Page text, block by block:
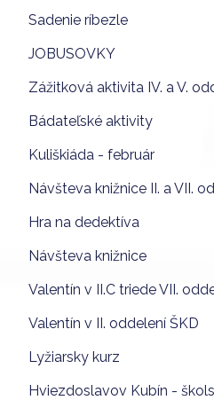
Sadenie ríbezle
JOBUSOVKY
Zážitková aktivita IV. a V.
Bádateľské aktivity
Kuliškiáda - február
Návšteva knižnice II. a VII.
Hra na dedektíva
Návšteva knižnice
Valentín v II.C triede VII.
Valentín v II. oddelení ŠKD
Lyžiarsky kurz
Hviezdoslavov Kubín -